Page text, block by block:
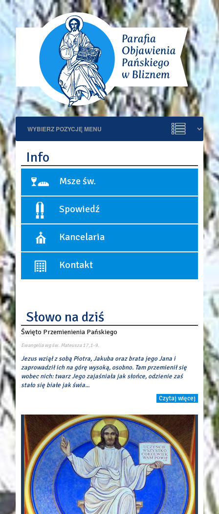
Info
Msze św.
Niedziele i święta:
9:00
10:30 - Msza święta dla dzieci, (wrzesień - czerwiec)
12:00
18:00
Dni powszednie:
8:00
18:00
Spowiedź
Spowiedź odbywa się przed każdą Mszą św.
Pierwszy piątek miesiąca:
Kancelaria
Kancelaria czynna:
poniedziałek, środa, piątek
Kontakt
tel./fax 22 7220250
mail:par.objawieniapanskiego@gmail.com
Konto parafii
Alior Bank
Słowo na dziś
Święto Przemienienia Pańskiego
Ewangelia wg św. Mateusza17,1-9.
Jezus wziął z sobą Piotra, Jakuba oraz brata jego Jana i
zaprowadził ich na górę wysoką, osobno. Tam przemienił się
wobec nich: twarz Jego zajaśniała jak słońce, odzienie zaś
stało się białe jak świa...
Czytaj więcej